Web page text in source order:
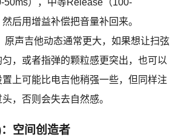
50ms），中等Release（100-
后用增益补偿把音量补回来。
原声吉他动态通常更大，如果想让扫弦
匀，或者指弹的颗粒感更突出，也可以
置上可能比电吉他稍强一些，但同样注
，否则会失去自然感。
空间创造者